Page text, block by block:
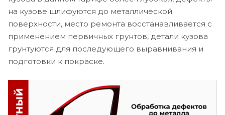
на кузове шлифуются до металлической
поверхности, место ремонта восстанавливается с
применением первичных грунтов, детали кузова
грунтуются для последующего выравнивания и
подготовки к покраске.